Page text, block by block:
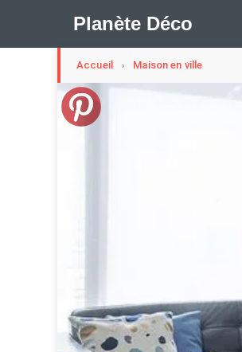
Planète Déco
🛍︎ Shop Planète Déco
Accueil › Maison en ville